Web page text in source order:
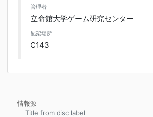
管理者
立命館大学ゲーム研究センター
配架場所
C143
情報源
Title from disc label